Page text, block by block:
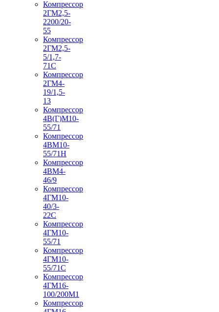
Компрессор
2ГМ2,5-
2200/20-
55
Компрессор
2ГМ2,5-
5/1,7-
71С
Компрессор
2ГМ4-
19/1,5-
13
Компрессор
4В(Г)М10-
55/71
Компрессор
4ВМ10-
55/71Н
Компрессор
4ВМ4-
46/9
Компрессор
4ГМ10-
40/3-
22С
Компрессор
4ГМ10-
55/71
Компрессор
4ГМ10-
55/71С
Компрессор
4ГМ16-
100/200М1
Компрессор